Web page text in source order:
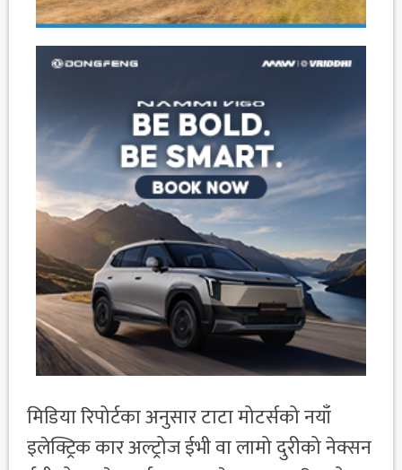
मिडिया रिपोर्टका अनुसार टाटा मोटर्सको नयाँ
इलेक्ट्रिक कार अल्ट्रोज ईभी वा लामो दुरीको नेक्सन